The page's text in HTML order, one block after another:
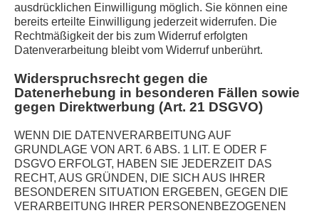
ausdrücklichen Einwilligung möglich. Sie können eine
bereits erteilte Einwilligung jederzeit widerrufen. Die
Rechtmäßigkeit der bis zum Widerruf erfolgten
Datenverarbeitung bleibt vom Widerruf unberührt.
Widerspruchsrecht gegen die
Datenerhebung in besonderen Fällen sowie
gegen Direktwerbung (Art. 21 DSGVO)
WENN DIE DATENVERARBEITUNG AUF
GRUNDLAGE VON ART. 6 ABS. 1 LIT. E ODER F
DSGVO ERFOLGT, HABEN SIE JEDERZEIT DAS
RECHT, AUS GRÜNDEN, DIE SICH AUS IHRER
BESONDEREN SITUATION ERGEBEN, GEGEN DIE
VERARBEITUNG IHRER PERSONENBEZOGENEN